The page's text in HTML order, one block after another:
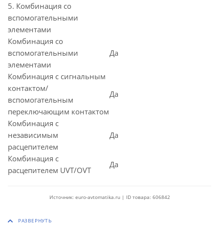
5. Комбинация со
вспомогательными
элементами
Комбинация со
вспомогательными
элементами
Да
Комбинация с сигнальным
контактом/
вспомогательным
переключающим контактом
Да
Комбинация с
независимым
расцепителем
Да
Комбинация с
расцепителем UVT/OVT
Да
Источник: euro-avtomatika.ru | ID товара: 606842